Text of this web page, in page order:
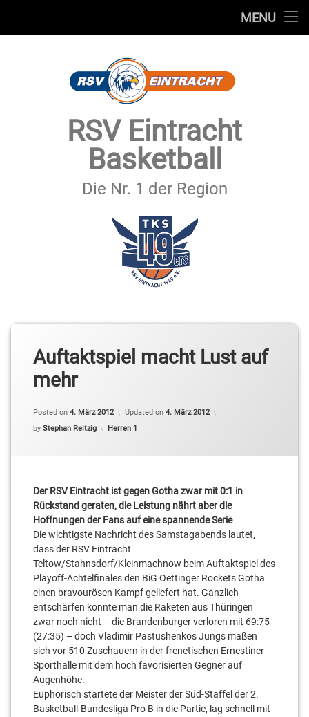
MENU
SECHSTER MANN
IMPRESSUM & DATENSCHUTZ
RSV Eintracht
Basketball
Die Nr. 1 der Region
Auftaktspiel macht Lust auf
mehr
Posted on 4. März 2012 Updated on 4. März 2012
by Stephan Reitzig Categories:
Herren 1
Der RSV Eintracht ist gegen Gotha zwar mit 0:1 in
Rückstand geraten, die Leistung nährt aber die
Hoffnungen der Fans auf eine spannende Serie
Die wichtigste Nachricht des Samstagabends lautet,
dass der RSV Eintracht
Teltow/Stahnsdorf/Kleinmachnow beim Auftaktspiel des
Playoff-Achtelfinales den BiG Oettinger Rockets Gotha
einen bravourösen Kampf geliefert hat. Gänzlich
entschärfen konnte man die Raketen aus Thüringen
zwar noch nicht – die Brandenburger verloren mit 69:75
(27:35) – doch Vladimir Pastushenkos Jungs maßen
sich vor 510 Zuschauern in der frenetischen Ernestiner-
Sporthalle mit dem hoch favorisierten Gegner auf
Augenhöhe.
Euphorisch startete der Meister der Süd-Staffel der 2.
Basketball-Bundesliga Pro B in die Partie, lag schnell mit